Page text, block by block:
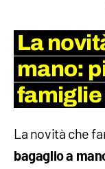
La
mano:
famiglie
La novità che
bagaglio a